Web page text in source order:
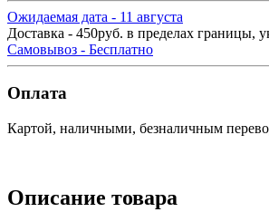
Ожидаемая дата - 11 августа
Доставка - 450руб. в пределах границы,
Самовывоз - Бесплатно
Оплата
Картой, наличными, безналичным
Описание товара